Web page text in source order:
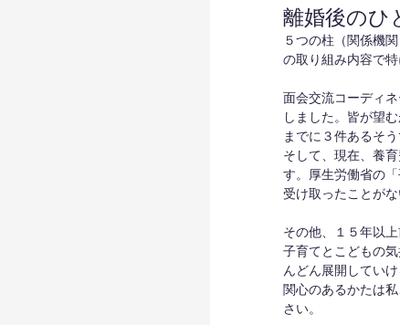
離婚後のひ
５つの柱（関係機
の取り組み内容で特
面会交流コーディ
しました。皆が望
までに３件あるそう
そして、現在、養
す。厚生労働省の
受け取ったことが
その他、１５年以
子育てとこどもの
んどん展開していけ
関心のあるかたは
さい。